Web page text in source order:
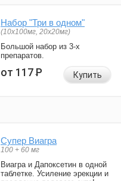
Набор "Три в одном"
(10x100мг, 20x20мг)
Большой набор из 3-х
препаратов.
от 117Р Купить
Супер Виагра
100 + 60 мг
Виагра и Дапоксетин в одной
таблетке. Усиление эрекции и